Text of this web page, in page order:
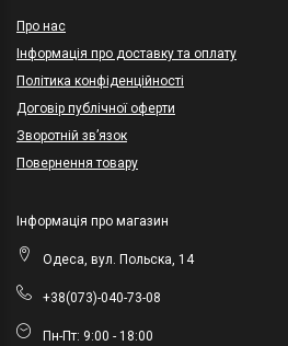
Про нас
Інформація про доставку та оплату
Політика конфіденційності
Договір публічної оферти
Зворотній зв’язок
Повернення товару
Інформація про магазин
Одеса, вул. Польска, 14
+38(073)-040-73-08
Пн-Пт: 9:00 - 18:00